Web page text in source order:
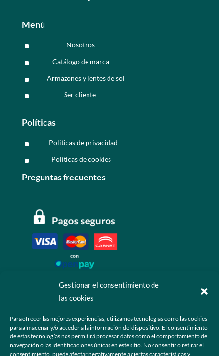
Gestionar el consentimiento de
las cookies
Para ofrecer las mejores experiencias, utilizamos tecnologías como las cookies
para almacenar y/o acceder a la información del dispositivo. El consentimiento
de estas tecnologías nos permitirá procesar datos como el comportamiento de
navegación o las identificaciones únicas en este sitio. No consentir o retirar el
consentimiento, puede afectar negativamente a ciertas características y
Menú
^ Nosotros
^ Catálogo de marca
^ Armazones y lentes de sol
^ Ser cliente
Políticas
^ Politicas de privacidad
^ Políticas de cookies
Preguntas frecuentes
 +52 55 6173 7725 (Ventas)
 hola@grupo-omk.com